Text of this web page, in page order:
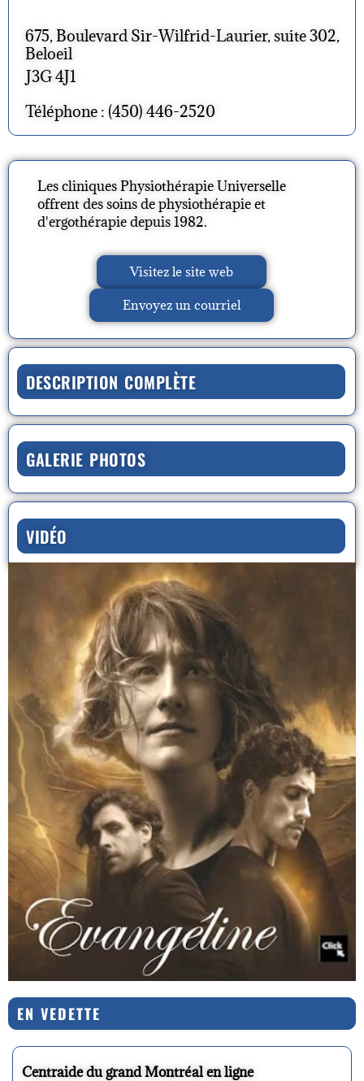
675, Boulevard Sir-Wilfrid-Laurier, suite 302,
Beloeil
J3G 4J1
Téléphone : (450) 446-2520
Les cliniques Physiothérapie Universelle
offrent des soins de physiothérapie et
d'ergothérapie depuis 1982.
Visitez le site web
Envoyez un courriel
DESCRIPTION COMPLÈTE
GALERIE PHOTOS
VIDÉO
EN VEDETTE
Centraide du grand Montréal en ligne